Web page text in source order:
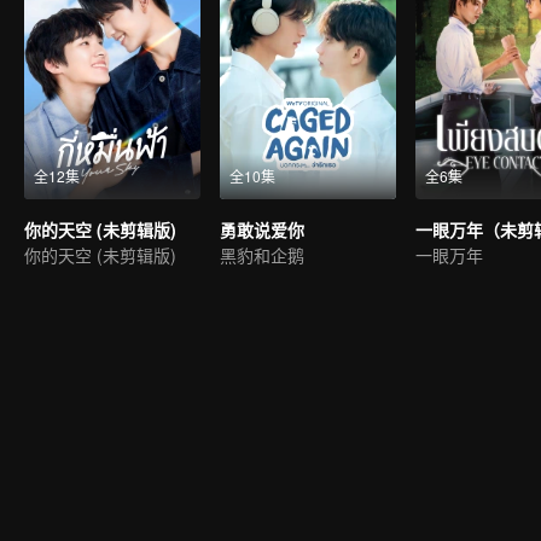
全12集
你的天空 (未剪辑版)
你的天空 (未剪辑版)
全10集
勇敢说爱你
黑豹和企鹅
全6集
一眼万年（未剪
一眼万年